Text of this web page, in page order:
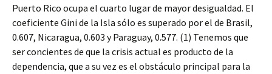
Puerto Rico ocupa el cuarto lugar de mayor desigualdad. El
coeficiente Gini de la Isla sólo es superado por el de Brasil,
0.607, Nicaragua, 0.603 y Paraguay, 0.577. (1) Tenemos que
ser concientes de que la crisis actual es producto de la
dependencia, que a su vez es el obstáculo principal para la